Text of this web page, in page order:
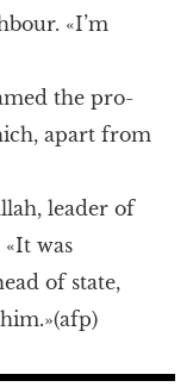
«I’m
the pro-
apart from
leader of
was
of state,